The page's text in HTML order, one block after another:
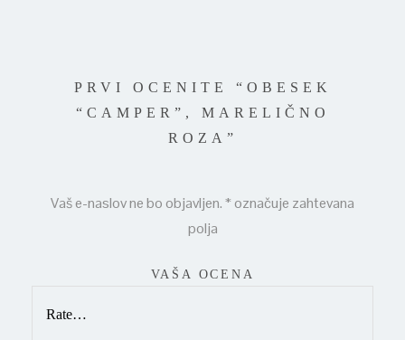
PRVI OCENITE “OBESEK
“CAMPER”, MARELIČNO
ROZA”
Vaš e-naslov ne bo objavljen.* označuje zahtevana
polja
VAŠA OCENA